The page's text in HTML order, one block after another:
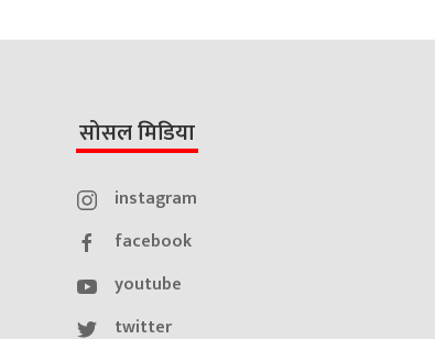
सोसल मिडिया
instagram
facebook
youtube
twitter